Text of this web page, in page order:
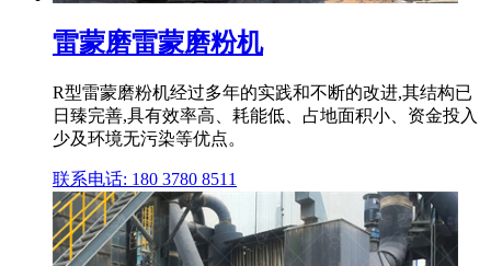
雷蒙磨雷蒙磨粉机
R型雷蒙磨粉机经过多年的实践和不断的改进,其结构已
日臻完善,具有效率高、耗能低、占地面积小、资金投入
少及环境无污染等优点。
联系电话: 180 3780 8511